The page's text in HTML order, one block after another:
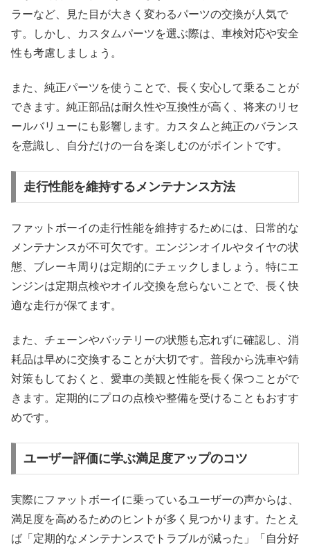
ラーなど、見た目が大きく変わるパーツの交換が人気で
す。しかし、カスタムパーツを選ぶ際は、車検対応や安全
性も考慮しましょう。
また、純正パーツを使うことで、長く安心して乗ることが
できます。純正部品は耐久性や互換性が高く、将来のリセ
ールバリューにも影響します。カスタムと純正のバランス
を意識し、自分だけの一台を楽しむのがポイントです。
走行性能を維持するメンテナンス方法
ファットボーイの走行性能を維持するためには、日常的な
メンテナンスが不可欠です。エンジンオイルやタイヤの状
態、ブレーキ周りは定期的にチェックしましょう。特にエ
ンジンは定期点検やオイル交換を怠らないことで、長く快
適な走行が保てます。
また、チェーンやバッテリーの状態も忘れずに確認し、消
耗品は早めに交換することが大切です。普段から洗車や錆
対策もしておくと、愛車の美観と性能を長く保つことがで
きます。定期的にプロの点検や整備を受けることもおすす
めです。
ユーザー評価に学ぶ満足度アップのコツ
実際にファットボーイに乗っているユーザーの声からは、
満足度を高めるためのヒントが多く見つかります。たとえ
ば「定期的なメンテナンスでトラブルが減った」「自分好